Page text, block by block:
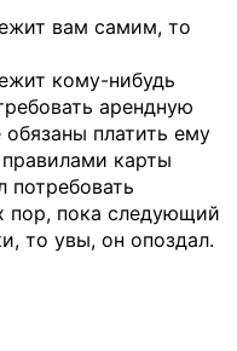
вам самим, то
кому-нибудь
арендную
обязаны платить ему
карты
потребовать
пор, пока следующий
то увы, он опоздал.